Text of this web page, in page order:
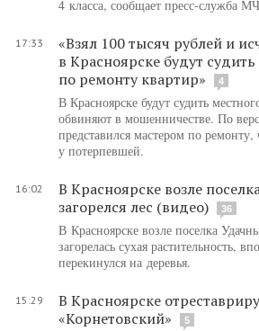
4 класса, сообщает пресс-служба
17:33
«Взял 100 тысяч рублей и
в Красноярске будут
по ремонту квартир»
4
В Красноярске будут судить
обвиняют в мошенничестве. По
представился мастером по
у потерпевшей.
16:02
В Красноярске возле
загорелся лес (видео)
36
В Красноярске возле поселка
загорелась сухая растительность,
перекинулся на деревья.
15:29
В Красноярске
«Корнетовский»
5